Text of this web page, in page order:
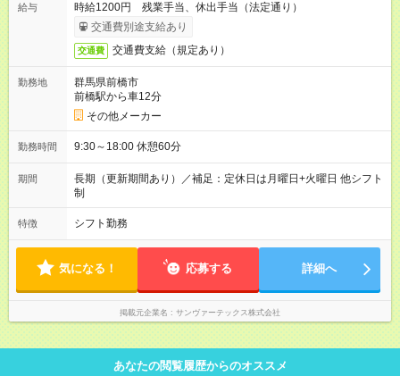
給与
時給1200円 残業手当、休出手当（法定通り）
交通費別途支給あり
交通費 交通費支給（規定あり）
勤務地
群馬県前橋市
前橋駅から車12分
その他メーカー
勤務時間 9:30～18:00 休憩60分
期間
長期（更新期間あり）／補足：定休日は月曜日+火曜日 他シフト
制
特徴 シフト勤務
気になる！ 応募する 詳細へ
掲載元企業名 サンヴァーテックス株式会社
あなたの閲覧履歴からのオススメ